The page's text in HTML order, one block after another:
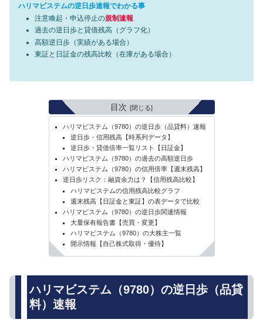
ハリマビステムの逆日歩速報でわかる事
注意喚起・申込停止の規制速報
過去の逆日歩と貸借残高（グラフ化）
高額逆日歩（実績がある場合）
東証と日証金の残高比較（在庫がある場合）
目次
ハリマビステム（9780）の逆日歩（品貸料）速報
逆日歩・信用残高【時系列データ】
逆日歩・貸借倍率一覧リスト【日証金】
ハリマビステム（9780）の過去の高額逆日歩
ハリマビステム（9780）の信用倍率【週末残高】
逆日歩リスク：融資余力は？【信用残高比較】
ハリマビステムの信用残高比較グラフ
週末残高【日証金と東証】の表データで比較
ハリマビステム（9780）の逆日歩関連情報
大量保有報告書【売買・変更】
ハリマビステム（9780）の大株主一覧
開示情報【自己株式取得・優待】
ハリマビステム（9780）の逆日歩（品貸
料）速報